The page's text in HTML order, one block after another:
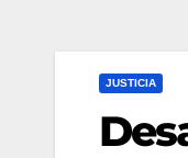
JUSTICIA